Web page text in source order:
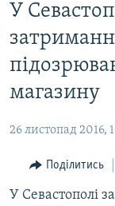
основного
матеріалу
Перейти
до
основної
Перейти
пошуку
ВІДЕО ТА ФОТО
ІНТЕРВ'Ю
ВСЕ ЗА ДЕНЬ
У
магазину
26 листопад 2016,
Поділитись
У Севастополі